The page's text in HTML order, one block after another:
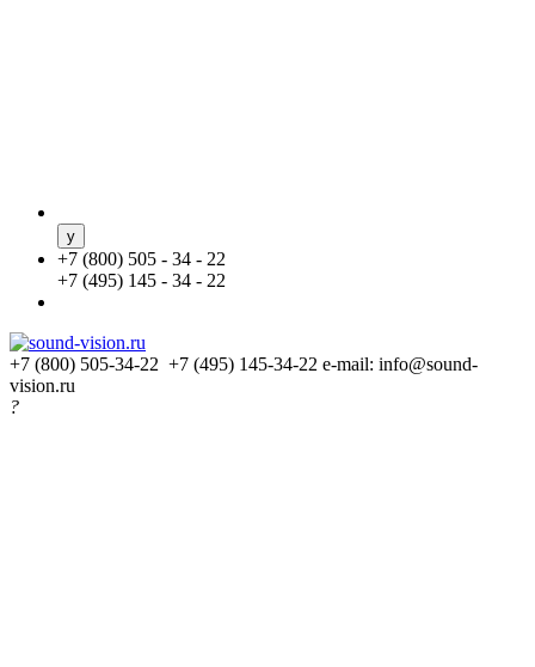
+7 (800) 505 - 34 - 22
+7 (495) 145 - 34 - 22
+7 (800) 505-34-22 +7 (495) 145-34-22 e-mail: info@sound-
vision.ru
?